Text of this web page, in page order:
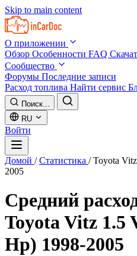
Skip to main content
О приложении
Обзор Особенности FAQ
Сообщество
Форумы Последние записи
Расход топлива Найти сервис
Поиск...
RU
Войти
Домой / Статистика / Toyota
2005
Средний
Toyota Vitz 1.5
Hp) 1998-2005